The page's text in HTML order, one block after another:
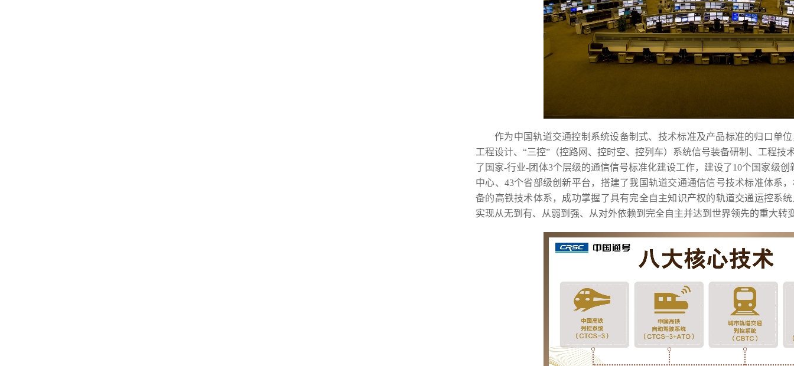
作为中国轨道交通控制系统设备制式、技术标准及产品标准的归口单
工程设计、“三控”（控路网、控时空、控列车）系统信号装备研制、工程技
了国家-行业-团体3个层级的通信信号标准化建设工作，建设了10个国家级
中心、43个省部级创新平台，搭建了我国轨道交通通信信号技术标准体系
备的高铁技术体系，成功掌握了具有完全自主知识产权的轨道交通运控系
实现从无到有、从弱到强、从对外依赖到完全自主并达到世界领先的重大转